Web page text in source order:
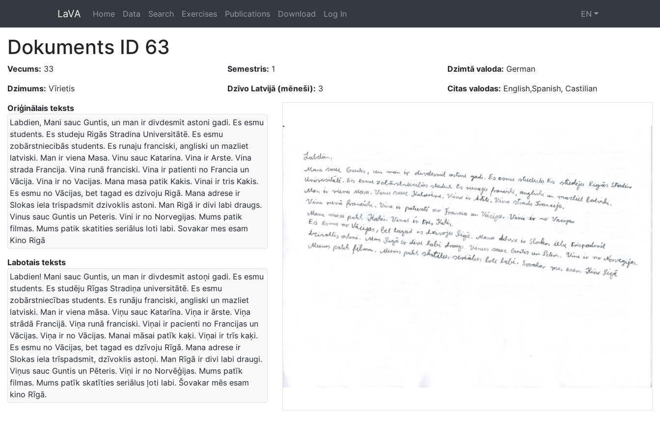
LaVA Home Data Search Exercises Publications Download Log In EN
Dokuments ID 63
Vecums: 33
Dzimums: Vīrietis
Semestris: 1
Dzīvo Latvijā (mēneši): 3
Dzimtā valoda: German
Citas valodas: English,Spanish, Castilian
Oriģinālais teksts
Labdien, Mani sauc Guntis, un man ir divdesmit astoni gadi. Es esmu
students. Es studeju Rigās Stradina Universitātē. Es esmu
zobārstniecibās students. Es runaju franciski, angliski un mazliet
latviski. Man ir viena Masa. Vinu sauc Katarina. Vina ir Arste. Vina
strada Francija. Vina runā franciski. Vina ir patienti no Francia un
Vācija. Vina ir no Vacijas. Mana masa patik Kakis. Vinai ir tris Kakis.
Es esmu no Vācijas, bet tagad es dzivoju Rigā. Mana adrese ir
Slokas iela trispadsmit dzivoklis astoni. Man Rigā ir divi labi draugs.
Vinus sauc Guntis un Peteris. Vini ir no Norvegijas. Mums patik
filmas. Mums patik skatities seriālus loti labi. Sovakar mes esam
Kino Rigā
Labotais teksts
Labdien! Mani sauc Guntis, un man ir divdesmit astoņi gadi. Es esmu
students. Es studēju Rīgas Stradiņa universitātē. Es esmu
zobārstniecības students. Es runāju franciski, angliski un mazliet
latviski. Man ir viena māsa. Viņu sauc Katarīna. Viņa ir ārste. Viņa
strādā Francijā. Viņa runā franciski. Viņai ir pacienti no Francijas un
Vācijas. Viņa ir no Vācijas. Manai māsai patīk kaķi. Viņai ir trīs kaķi.
Es esmu no Vācijas, bet tagad es dzīvoju Rīgā. Mana adrese ir
Slokas iela trīspadsmit, dzīvoklis astoņi. Man Rīgā ir divi labi draugi.
Viņus sauc Guntis un Pēteris. Viņi ir no Norvēģijas. Mums patīk
filmas. Mums patīk skatīties seriālus ļoti labi. Šovakar mēs esam
kino Rīgā.